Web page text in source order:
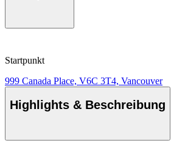
Startpunkt
999 Canada Place, V6C 3T4, Vancouver
Highlights & Beschreibung